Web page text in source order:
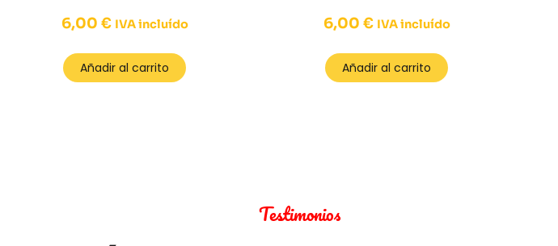
6,00 € IVA incluído
Añadir al carrito
6,00 € IVA incluído
Añadir al carrito
Testimonios